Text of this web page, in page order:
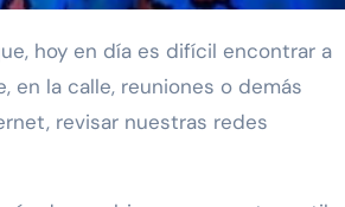
hoy en día es difícil encontrar a
en la calle, reuniones o demás
revisar nuestras redes